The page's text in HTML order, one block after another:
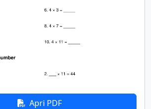
Apri PDF